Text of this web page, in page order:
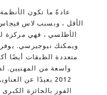
عادةً ما تكون
الأقل ، وبسبب لاس
الأطلسي ، فهي مركزة
ويمكنك نيوجيرسي. يوفر
متعددة الطبقات أيضًا
واسعة من المهنيين.
2012 بعيدًا عن
الفوز بالجائزة الكبرى